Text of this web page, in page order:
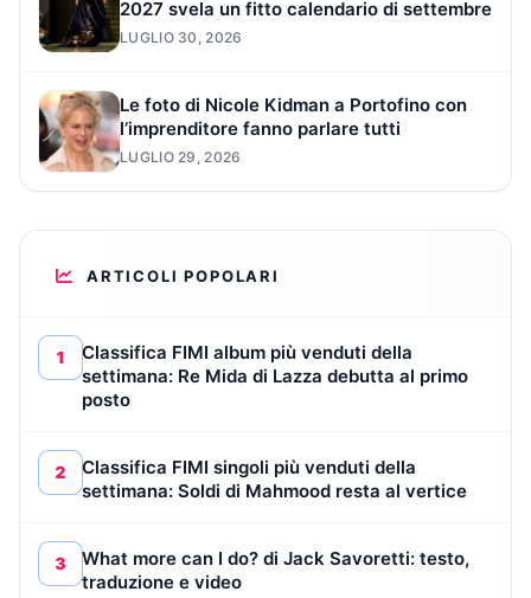
2027 svela un fitto calendario di settembre
LUGLIO 30, 2026
Le foto di Nicole Kidman a Portofino con
l’imprenditore fanno parlare tutti
LUGLIO 29, 2026
ARTICOLI POPOLARI
1
Classifica FIMI album più venduti della
settimana: Re Mida di Lazza debutta al primo
posto
2
Classifica FIMI singoli più venduti della
settimana: Soldi di Mahmood resta al vertice
3
What more can I do? di Jack Savoretti: testo,
traduzione e video